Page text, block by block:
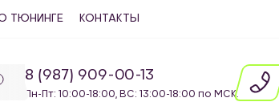
ТЮНИНГЕ КОНТАКТЫ
8 (987) 909-00-13
Пн-Пт: 10:00-18:00, ВС: 13:00-18:00 по МСК.